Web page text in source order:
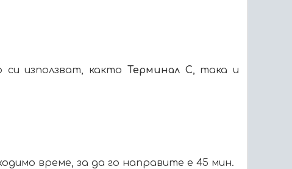
използват, както Терминал C, така и
време, за да го направите е 45 мин.